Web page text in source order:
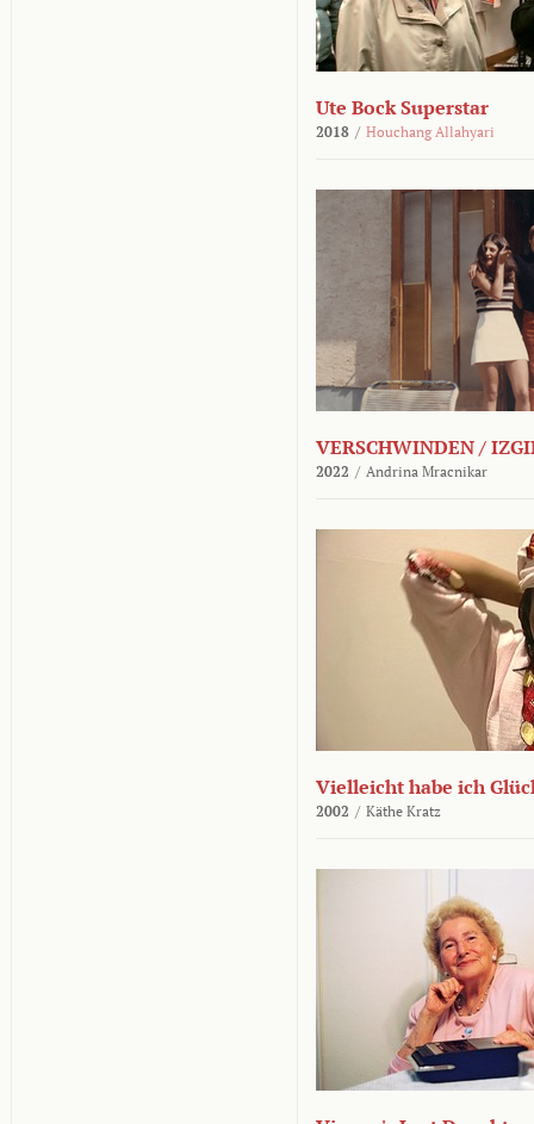
Ute Bock Superstar
2018 / Houchang Allahyari
VERSCHWINDEN /
2022 / Andrina Mracnikar
Vielleicht habe ich
2002 / Käthe Kratz